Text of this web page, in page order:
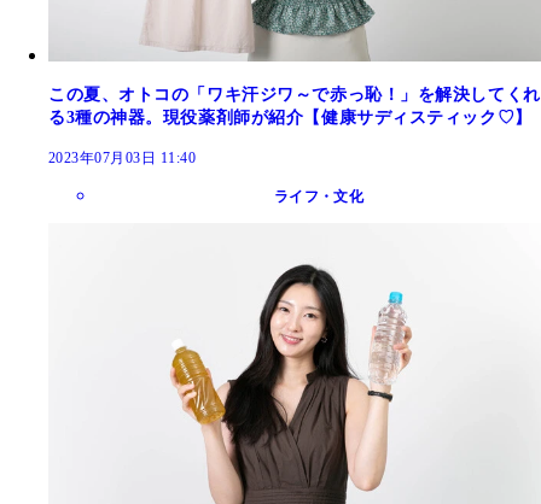
この夏、オトコの「ワキ汗ジワ～で赤っ恥！」を解決してくれ
る3種の神器。現役薬剤師が紹介【健康サディスティック♡】
2023年07月03日 11:40
ライフ・文化